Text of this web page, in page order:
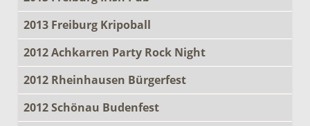
2013 Freiburg Kripoball
2012 Achkarren Party Rock Night
2012 Rheinhausen Bürgerfest
2012 Schönau Budenfest